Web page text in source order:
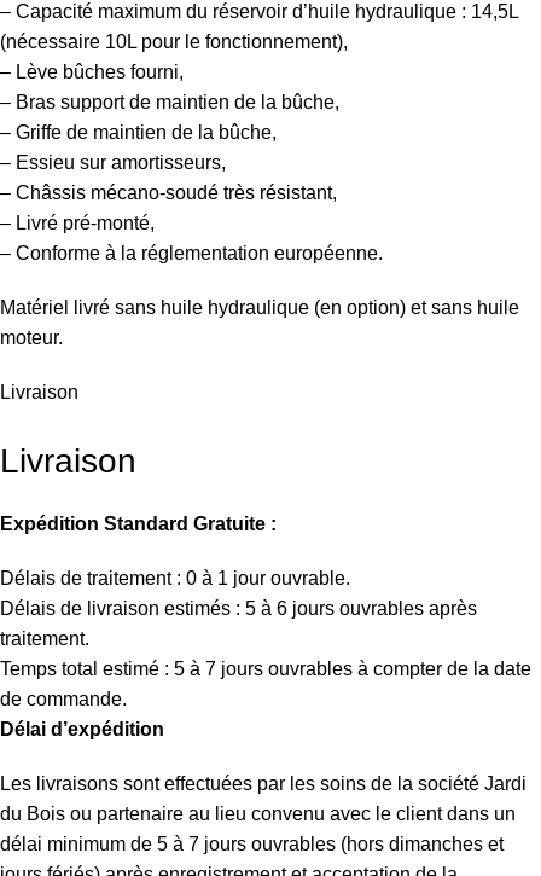
– Capacité maximum du réservoir d’huile hydraulique : 14,5L
(nécessaire 10L pour le fonctionnement),
– Lève bûches fourni,
– Bras support de maintien de la bûche,
– Griffe de maintien de la bûche,
– Essieu sur amortisseurs,
– Châssis mécano-soudé très résistant,
– Livré pré-monté,
– Conforme à la réglementation européenne.
Matériel livré sans huile hydraulique (en option) et sans huile
moteur.
Livraison
Livraison
Expédition Standard Gratuite :
Délais de traitement : 0 à 1 jour ouvrable.
Délais de livraison estimés : 5 à 6 jours ouvrables après
traitement.
Temps total estimé : 5 à 7 jours ouvrables à compter de la date
de commande.
Délai d’expédition
Les livraisons sont effectuées par les soins de la société Jardi
du Bois ou partenaire au lieu convenu avec le client dans un
délai minimum de 5 à 7 jours ouvrables (hors dimanches et